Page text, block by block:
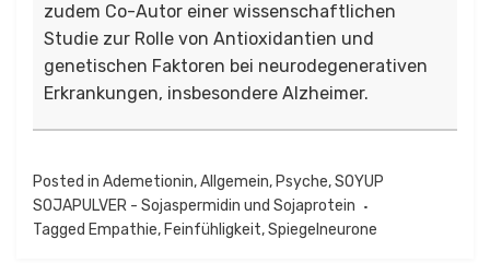
zudem Co-Autor einer wissenschaftlichen
Studie zur Rolle von Antioxidantien und
genetischen Faktoren bei neurodegenerativen
Erkrankungen, insbesondere Alzheimer.
Posted in Ademetionin,Allgemein, Psyche,SOYUP
SOJAPULVER - Sojaspermidin und Sojaprotein
Tagged Empathie, Feinfühligkeit,Spiegelneurone